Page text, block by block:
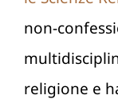
non-
religione e